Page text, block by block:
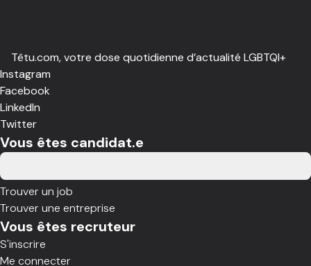
Têtu.com, votre dose quotidienne d’actualité LGBTQI+
Instagram
Facebook
LinkedIn
Twitter
Vous êtes candidat.e
Trouver un job
Trouver une entreprise
Vous êtes recruteur
S'inscrire
Me connecter